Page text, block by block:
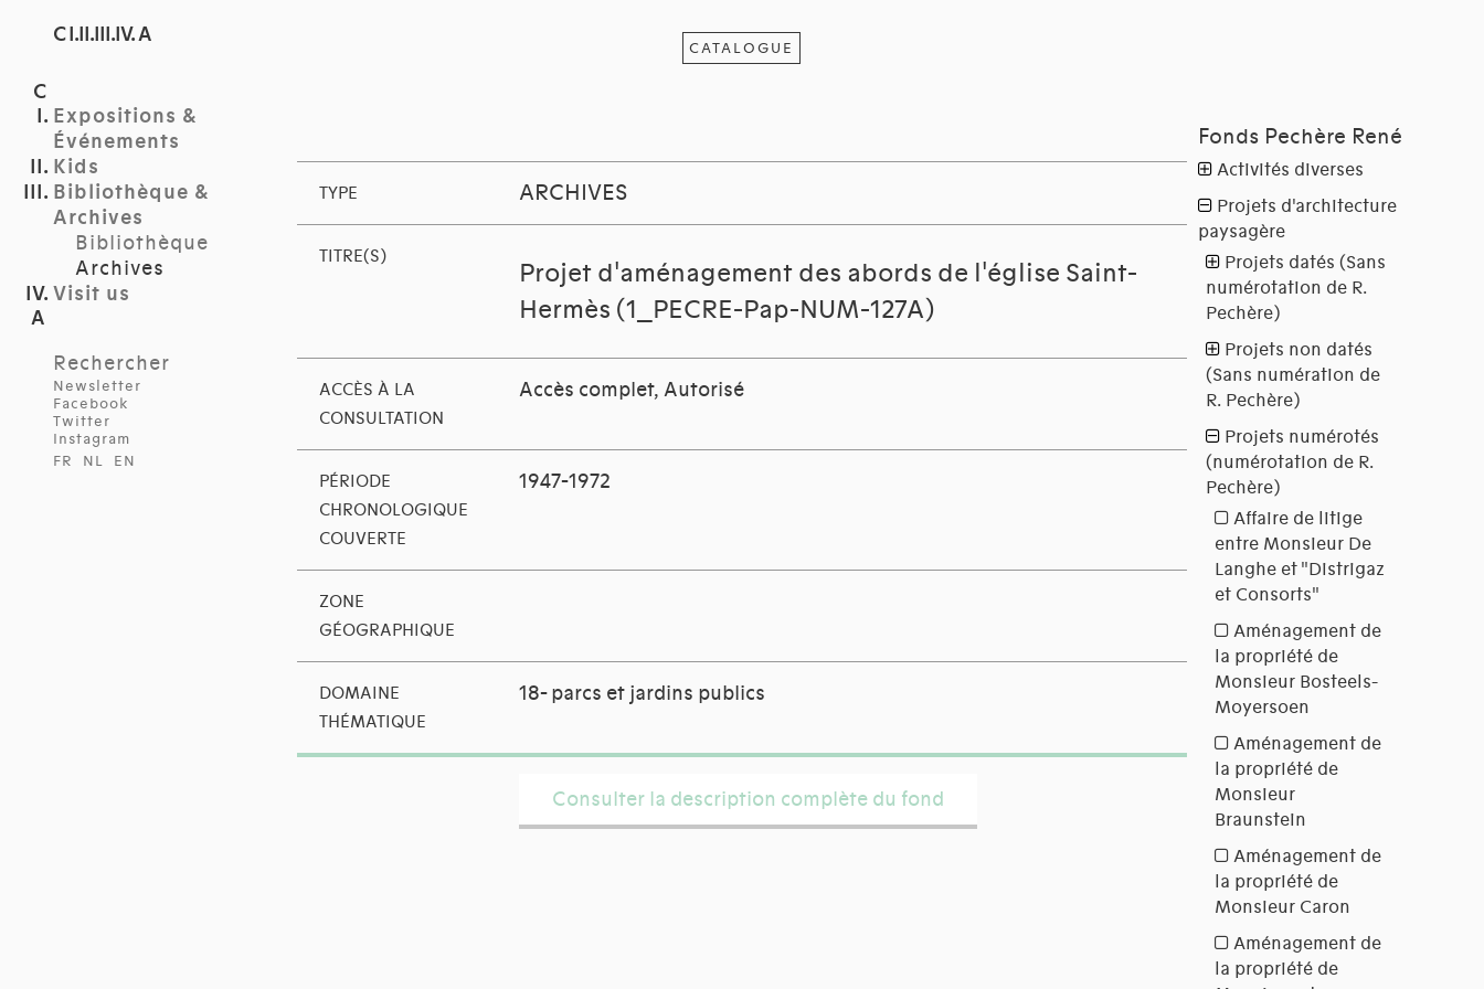
C I.II.III.IV. A
Expositions &
Événements
Kids
Bibliothèque &
Archives
Bibliothèque
Archives
Visit us
Rechercher
Newsletter
Facebook
Twitter
Instagram
FR
NL EN
CATALOGUE
TYPE ARCHIVES
TITRE(S)
Projet d'aménagement des abords de l'église Saint-
Hermès (1_PECRE-Pap-NUM-127A)
ACCÈS À LA
CONSULTATION
Accès complet, Autorisé
PÉRIODE
CHRONOLOGIQUE
COUVERTE
1947-1972
ZONE
GÉOGRAPHIQUE
DOMAINE
THÉMATIQUE
18- parcs et jardins publics
Consulter la description complète du fond